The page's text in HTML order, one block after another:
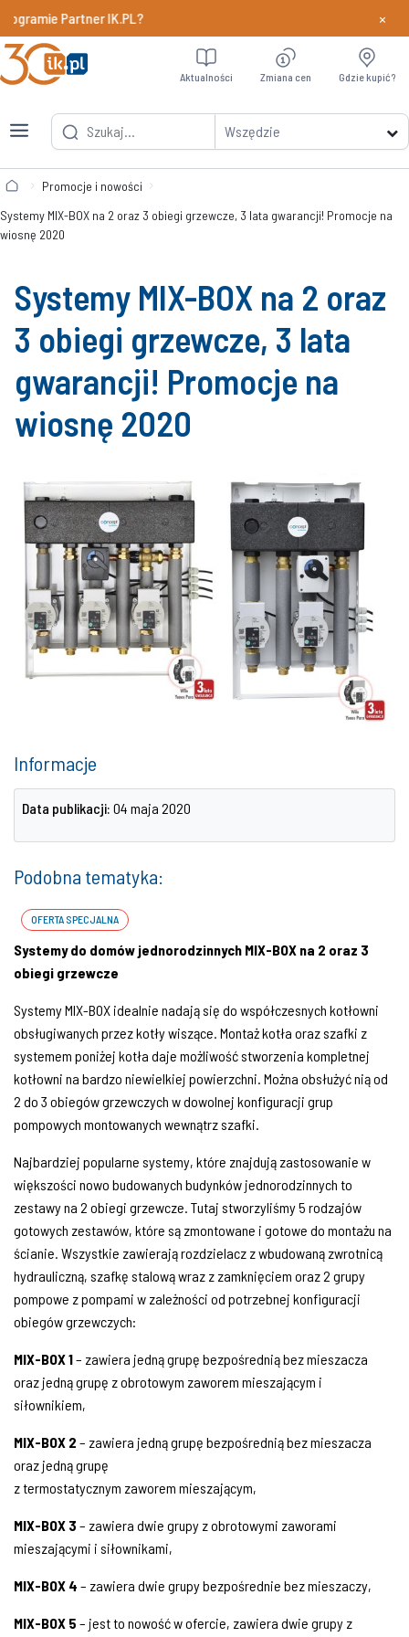
Partner IK.PL? Dowiedz
×
Wszędzie
Aktualności Zmiana cen Gdzie kupić?
Promocje i nowości
Systemy MIX-BOX na 2 oraz 3 obiegi grzewcze, 3 lata gwarancji! Promocje na
wiosnę 2020
Systemy MIX-BOX na 2 oraz
3 obiegi grzewcze, 3 lata
gwarancji! Promocje na
wiosnę 2020
Informacje
Data publikacji: 04 maja 2020
Podobna tematyka:
OFERTA SPECJALNA
Systemy do domów jednorodzinnych MIX-BOX na 2 oraz 3
obiegi grzewcze
Systemy MIX-BOX idealnie nadają się do współczesnych kotłowni
obsługiwanych przez kotły wiszące. Montaż kotła oraz szafki z
systemem poniżej kotła daje możliwość stworzenia kompletnej
kotłowni na bardzo niewielkiej powierzchni. Można obsłużyć nią od
2 do 3 obiegów grzewczych w dowolnej konfiguracji grup
pompowych montowanych wewnątrz szafki.
Najbardziej popularne systemy, które znajdują zastosowanie w
większości nowo budowanych budynków jednorodzinnych to
zestawy na 2 obiegi grzewcze. Tutaj stworzyliśmy 5 rodzajów
gotowych zestawów, które są zmontowane i gotowe do montażu na
ścianie. Wszystkie zawierają rozdzielacz z wbudowaną zwrotnicą
hydrauliczną, szafkę stalową wraz z zamknięciem oraz 2 grupy
pompowe z pompami w zależności od potrzebnej konfiguracji
obiegów grzewczych:
MIX-BOX 1– zawiera jedną grupę bezpośrednią bez mieszacza
oraz jedną grupę z obrotowym zaworem mieszającym i
siłownikiem,
MIX-BOX 2 – zawiera jedną grupę bezpośrednią bez mieszacza
oraz jedną grupę
z termostatycznym zaworem mieszającym,
MIX-BOX 3 – zawiera dwie grupy z obrotowymi zaworami
mieszającymi i siłownikami,
MIX-BOX 4 – zawiera dwie grupy bezpośrednie bez mieszaczy,
MIX-BOX 5 – jest to nowość w ofercie, zawiera dwie grupy z